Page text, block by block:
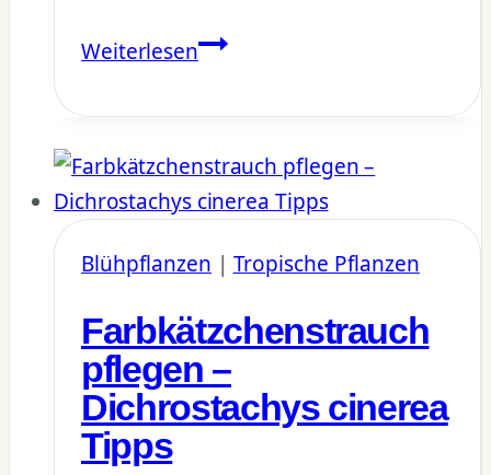
WeiterlesenMangobaum
Von
Blüte
zur
Frucht
Garten
Blühpflanzen | Tropische Pflanzen
Farbkätzchenstrauch
pflegen –
Dichrostachys cinerea
Tipps